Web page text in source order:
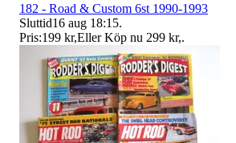
182 - Road & Custom 6st 1990-1993
Sluttid16 aug 18:15.
Pris:199 kr,Eller Köp nu 299 kr,.